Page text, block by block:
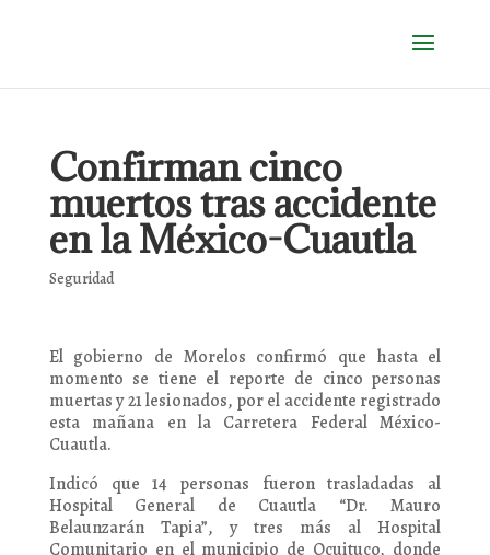
Confirman cinco
muertos tras accidente
en la México-Cuautla
Seguridad
El gobierno de Morelos confirmó que hasta el
momento se tiene el reporte de cinco personas
muertas y 21 lesionados, por el accidente registrado
esta mañana en la Carretera Federal México-
Cuautla.
Indicó que 14 personas fueron trasladadas al
Hospital General de Cuautla “Dr. Mauro
Belaunzarán Tapia”, y tres más al Hospital
Comunitario en el municipio de Ocuituco, donde